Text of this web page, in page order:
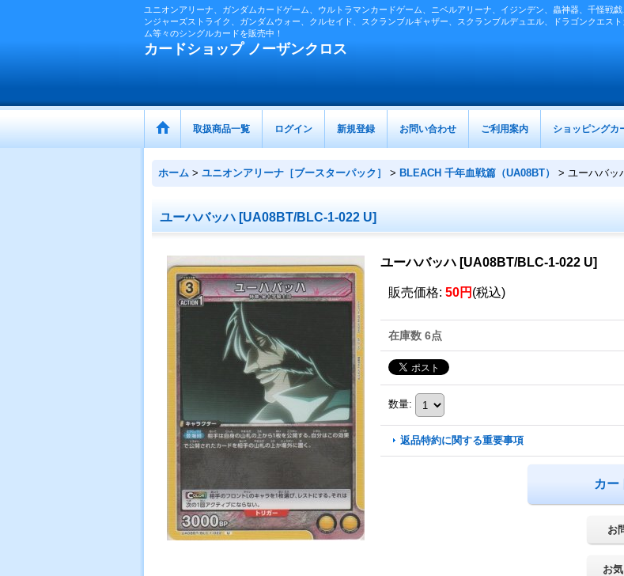
ユニオンアリーナ、ガンダムカードゲーム、ウルトラマンカードゲーム、ニベルアリーナ、イジンデン、蟲神器、千怪戦
ンジャーズストライク、ガンダムウォー、クルセイド、スクランブルギャザー、スクランブルデュエル、ドラゴンクエス
ム等々のシングルカードを販売中！
カードショップ ノーザンクロス
取扱商品一覧 ログイン 新規登録 お問い合わせ ご利用案内 ショッピングカ
ホーム > ユニオンアリーナ［ブースターパック］ > BLEACH 千年血戦篇（UA08BT） > ユーハバッ
ユーハバッハ [UA08BT/BLC-1-022 U]
ユーハバッハ [UA08BT/BLC-1-022 U]
販売価格: 50円 (税込)
在庫数 6点
数量:
返品特約に関する重要事項
お
お